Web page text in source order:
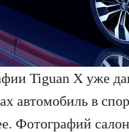
Tiguan X уже
автомобиль в
Фотографий